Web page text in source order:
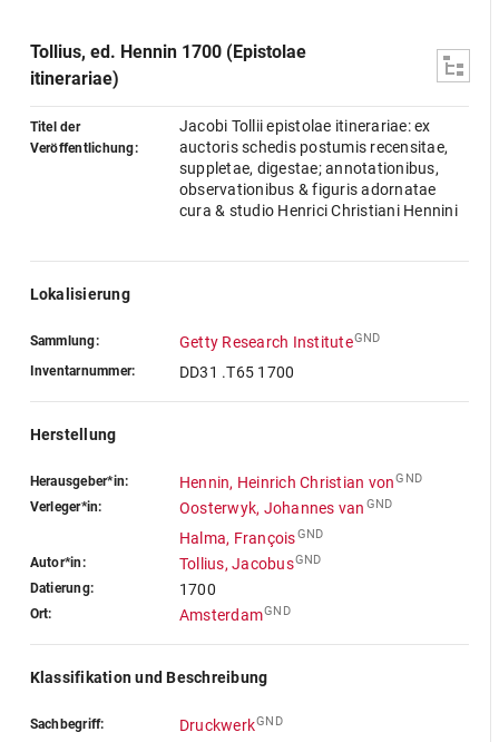
Tollius, ed. Hennin 1700 (Epistolae
itinerariae)
Titel der
Veröffentlichung:
Jacobi Tollii epistolae itinerariae: ex
auctoris schedis postumis recensitae,
suppletae, digestae; annotationibus,
observationibus & figuris adornatae
cura & studio Henrici Christiani Hennini
Lokalisierung
Sammlung: Getty Research InstituteGND
Inventarnummer: DD31 .T65 1700
Herstellung
Herausgeber*in: Hennin, Heinrich Christian vonGND
Verleger*in: Oosterwyk, Johannes van GND
Halma, FrançoisGND
Autor*in: Tollius, JacobusGND
Datierung: 1700
Ort: AmsterdamGND
Klassifikation und Beschreibung
Sachbegriff: DruckwerkGND